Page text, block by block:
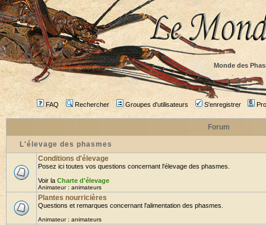
Monde des
FAQ Rechercher Groupes d'utilisateurs S'enregistrer
Forum
L'élevage des phasmes
Conditions d'élevage
Posez ici toutes vos questions concernant l'élevage des phasmes.
Voir la Charte d'élevage
Animateur : animateurs
Plantes nourricières
Questions et remarques concernant l'alimentation des phasmes.
Animateur : animateurs